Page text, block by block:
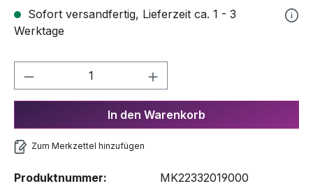
Sofort versandfertig, Lieferzeit ca. 1 - 3
Werktage
Produkt Anzahl: Gib den
In den Warenkorb
Zum Merkzettel hinzufügen
Produktnummer:
MK22332019000